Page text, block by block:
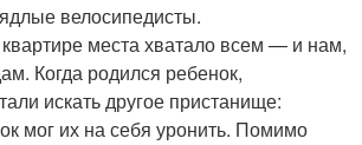
велосипедисты.
места хватало всем — и нам,
Когда родился ребенок,
искать другое пристанище:
мог их на себя уронить. Помимо